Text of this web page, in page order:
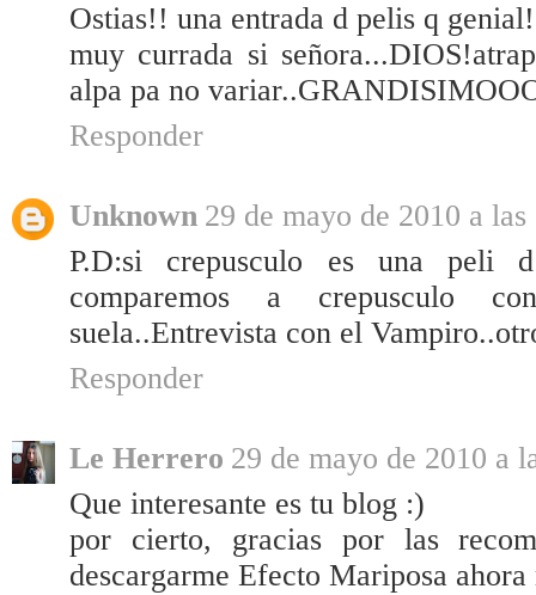
Ostias!! una entrada d pelis q genial!
muy currada si
alpa pa no
Responder
Unknown 29 de mayo de 2010 a las
P.D:si crepusculo es una peli d
comparemos a crepusculo
suela..Entrevista con el
Responder
Le Herrero 29 de mayo de 2010 a
Que interesante es tu blog :)
por cierto, gracias por las
descargarme Efecto Mariposa